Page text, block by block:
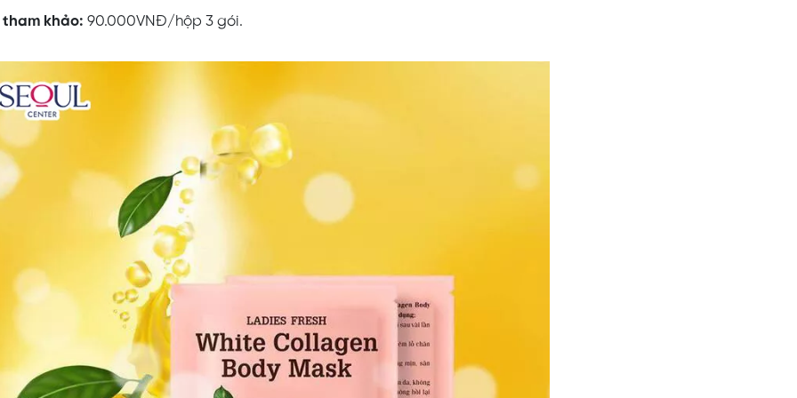
tham khảo:90.000VNĐ/hộp 3 gói.